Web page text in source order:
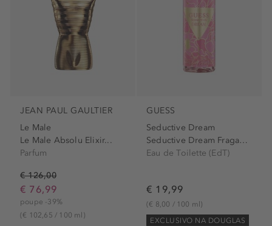
JEAN PAUL GAULTIER
Le Male
Le Male Absolu Elixir...
Parfum
€ 126,00
€ 76,99
poupe -39%
(€ 102,65 / 100 ml)
GUESS
Seductive Dream
Seductive Dream Fragance Mist
Eau de Toilette (EdT)
€ 19,99
(€ 8,00 / 100 ml)
EXCLUSIVO NA DOUGLAS